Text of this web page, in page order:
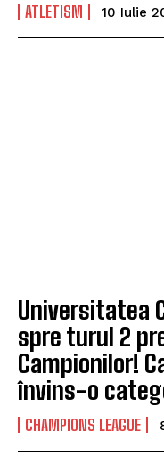
ATLETISM 10 Iulie
Universitatea
spre turul 2
Campionilor!
învins-o
CHAMPIONS LEAGUE